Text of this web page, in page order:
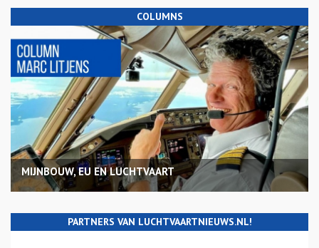
COLUMNS
MIJNBOUW, EU EN LUCHTVAART
PARTNERS VAN LUCHTVAARTNIEUWS.NL!